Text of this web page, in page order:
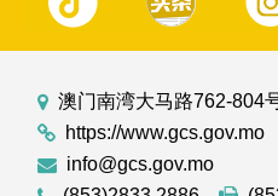
澳门南湾大马路762-804
https://www.gcs.gov.mo
info@gcs.gov.mo